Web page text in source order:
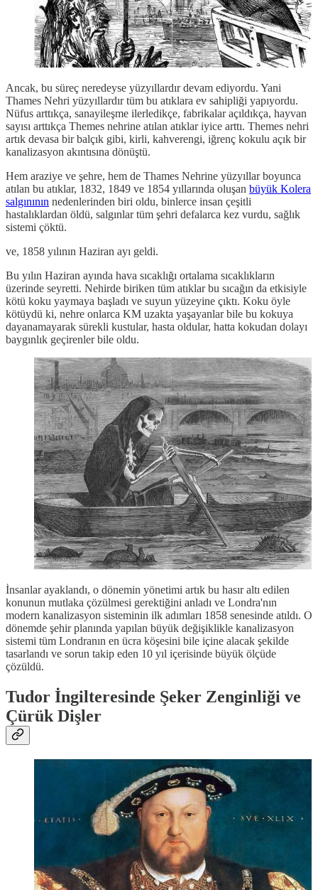
Ancak, bu süreç neredeyse yüzyıllardır devam ediyordu. Yani
Thames Nehri yüzyıllardır tüm bu atıklara ev sahipliği yapıyordu.
Nüfus arttıkça, sanayileşme ilerledikçe, fabrikalar açıldıkça, hayvan
sayısı arttıkça Themes nehrine atılan atıklar iyice arttı. Themes nehri
artık devasa bir balçık gibi, kirli, kahverengi, iğrenç kokulu açık bir
kanalizasyon akıntısına dönüştü.
Hem araziye ve şehre, hem de Thames Nehrine yüzyıllar boyunca
atılan bu atıklar, 1832, 1849 ve 1854 yıllarında oluşan büyük Kolera
salgınının nedenlerinden biri oldu, binlerce insan çeşitli
hastalıklardan öldü, salgınlar tüm şehri defalarca kez vurdu, sağlık
sistemi çöktü.
ve, 1858 yılının Haziran ayı geldi.
Bu yılın Haziran ayında hava sıcaklığı ortalama sıcaklıkların
üzerinde seyretti. Nehirde biriken tüm atıklar bu sıcağın da etkisiyle
kötü koku yaymaya başladı ve suyun yüzeyine çıktı. Koku öyle
kötüydü ki, nehre onlarca KM uzakta yaşayanlar bile bu kokuya
dayanamayarak sürekli kustular, hasta oldular, hatta kokudan dolayı
baygınlık geçirenler bile oldu.
İnsanlar ayaklandı, o dönemin yönetimi artık bu hasır altı edilen
konunun mutlaka çözülmesi gerektiğini anladı ve Londra'nın
modern kanalizasyon sisteminin ilk adımları 1858 senesinde atıldı. O
dönemde şehir planında yapılan büyük değişiklikle kanalizasyon
sistemi tüm Londranın en ücra köşesini bile içine alacak şekilde
tasarlandı ve sorun takip eden 10 yıl içerisinde büyük ölçüde
çözüldü.
Tudor İngilteresinde Şeker Zenginliği ve
Çürük Dişler